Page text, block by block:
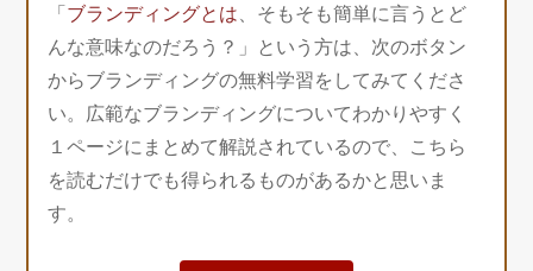
「ブランディングとは、そもそも簡単に言うとど
んな意味なのだろう？」という方は、次のボタン
からブランディングの無料学習をしてみてくださ
い。広範なブランディングについてわかりやすく
１ページにまとめて解説されているので、こちら
を読むだけでも得られるものがあるかと思いま
す。